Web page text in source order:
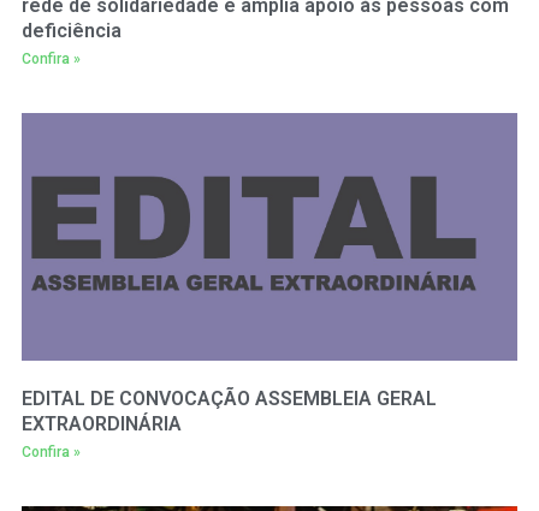
rede de solidariedade e amplia apoio às pessoas com
deficiência
Confira »
EDITAL DE CONVOCAÇÃO ASSEMBLEIA GERAL
EXTRAORDINÁRIA
Confira »